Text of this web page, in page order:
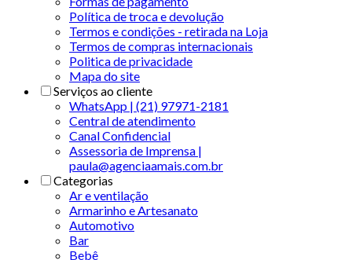
Política de troca e devolução
Termos e condições - retirada na Loja
Termos de compras internacionais
Politica de privacidade
Mapa do site
Serviços ao cliente
WhatsApp | (21) 97971-2181
Central de atendimento
Canal Confidencial
Assessoria de Imprensa |
paula@agenciaamais.com.br
Categorias
Ar e ventilação
Armarinho e Artesanato
Automotivo
Bar
Bebê